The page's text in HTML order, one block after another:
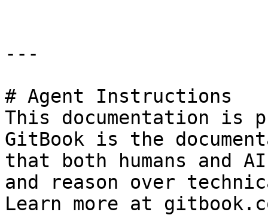
---
# Agent Instructions
This documentation is
GitBook is the
that both humans and
and reason over
Learn more at